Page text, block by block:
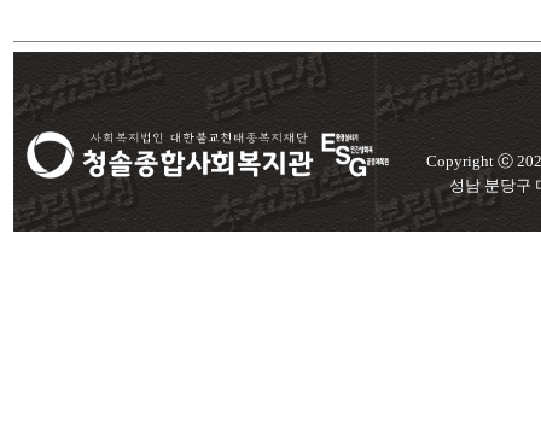
Copyright ⓒ
성남 분당구